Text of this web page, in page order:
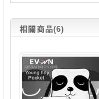
相關商品(6)